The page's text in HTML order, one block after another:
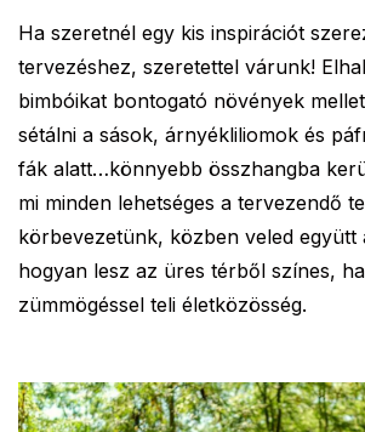
Ha szeretnél egy kis inspirációt
tervezéshez, szeretettel várunk!
bimbóikat bontogató növények
sétálni a sások, árnyékliliomok és
fák alatt…könnyebb összhangba
mi minden lehetséges a tervezendő
körbevezetünk, közben veled együtt
hogyan lesz az üres térből színes,
zümmögéssel teli életközösség.